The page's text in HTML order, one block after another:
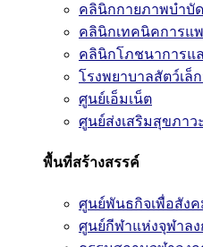
คลินิกกายภาพบำบัด
คลินิกเทคนิคการแ
คลินิกโภชนาการแ
โรงพยาบาลสัตว์เล็
ศูนย์เอ็มเน็ต
ศูนย์ส่งเสริมสุขภาว
พื้นที่สร้างสรรค์
ศูนย์พันธกิจเพื่อสังค
ศูนย์กีฬาแห่งจุฬาล